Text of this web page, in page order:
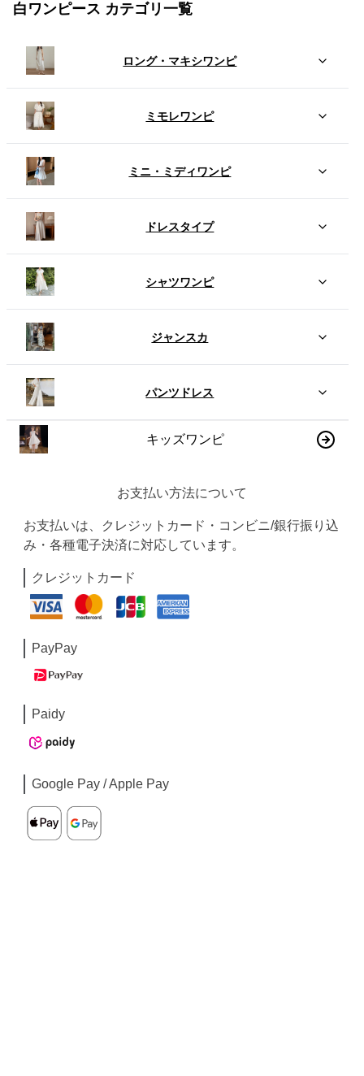
白ワンピース カテゴリ一覧
ロング・マキシワンピ
ミモレワンピ
ミニ・ミディワンピ
ドレスタイプ
シャツワンピ
ジャンスカ
パンツドレス
キッズワンピ
お支払い方法について
お支払いは、クレジットカード・コンビニ/銀行振り込
み・各種電子決済に対応しています。
クレジットカード
PayPay
Paidy
Google Pay / Apple Pay